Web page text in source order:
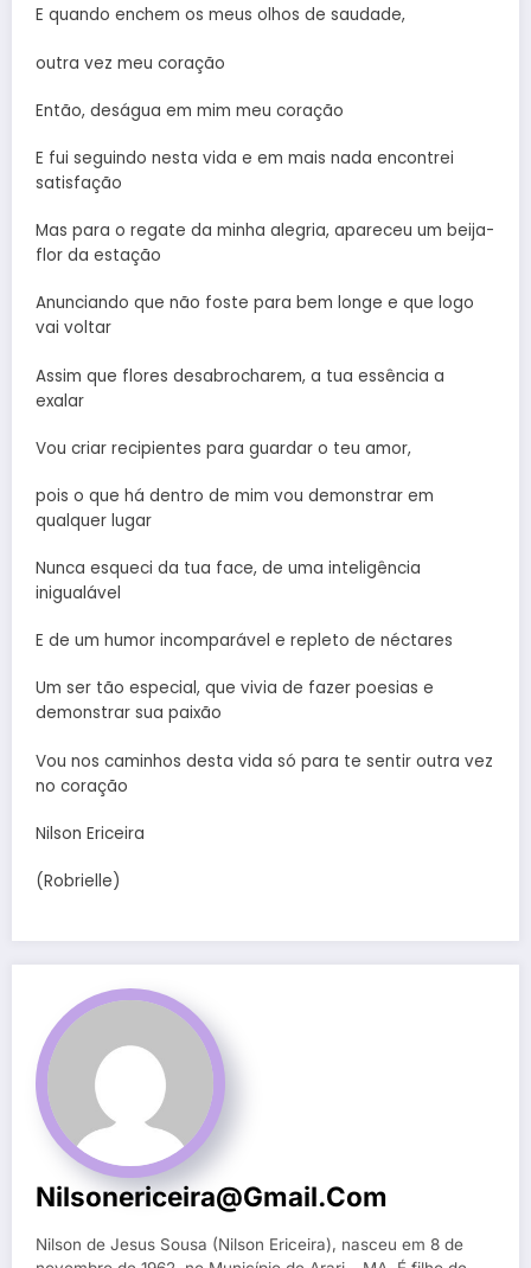
E quando enchem os meus olhos de saudade,
outra vez meu coração
Então, deságua em mim meu coração
E fui seguindo nesta vida e em mais nada encontrei
satisfação
Mas para o regate da minha alegria, apareceu um beija-
flor da estação
Anunciando que não foste para bem longe e que logo
vai voltar
Assim que flores desabrocharem, a tua essência a
exalar
Vou criar recipientes para guardar o teu amor,
pois o que há dentro de mim vou demonstrar em
qualquer lugar
Nunca esqueci da tua face, de uma inteligência
inigualável
E de um humor incomparável e repleto de néctares
Um ser tão especial, que vivia de fazer poesias e
demonstrar sua paixão
Vou nos caminhos desta vida só para te sentir outra vez
no coração
Nilson Ericeira
(Robrielle)
Nilsonericeira@gmail.com
Nilson de Jesus Sousa (Nilson Ericeira), nasceu em 8 de